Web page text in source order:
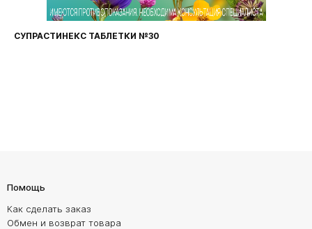
СУПРАСТИНЕКС ТАБЛЕТКИ №30
Помощь
Как сделать заказ
Обмен и возврат товара